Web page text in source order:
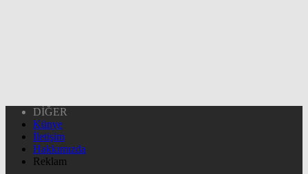
DİĞER
Künye
İletişim
Hakkımızda
Reklam